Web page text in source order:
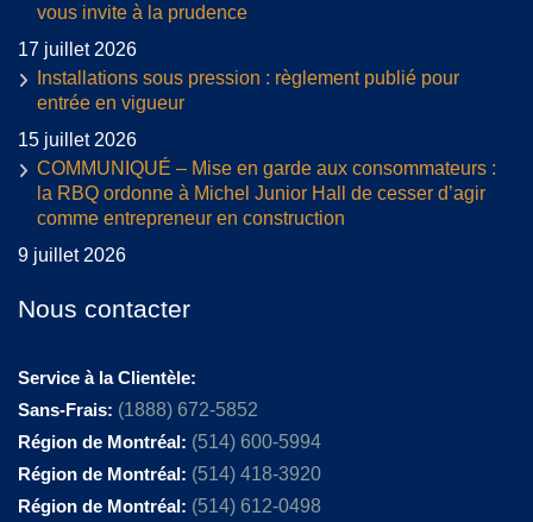
vous invite à la prudence
17 juillet 2026
Installations sous pression : règlement publié pour
entrée en vigueur
15 juillet 2026
COMMUNIQUÉ – Mise en garde aux consommateurs :
la RBQ ordonne à Michel Junior Hall de cesser d’agir
comme entrepreneur en construction
9 juillet 2026
Nous contacter
Service à la Clientèle:
Sans-Frais: (1888) 672-5852
Région de Montréal: (514) 600-5994
Région de Montréal: (514) 418-3920
Région de Montréal: (514) 612-0498